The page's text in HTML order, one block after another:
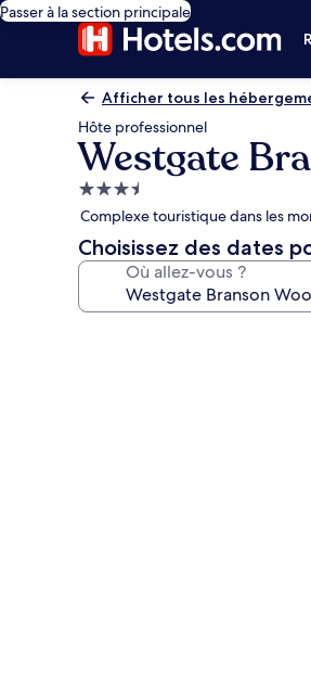
Passer à la section principale
Afficher tous les
Hôte professionnel
Westgate
Hébergement
3.5 étoiles
Complexe touristique dans les
Choisissez des dates
Où allez-vous ?